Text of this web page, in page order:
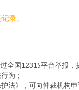
录。
全国12315平台举报，
为；
法》，可向仲裁机构申